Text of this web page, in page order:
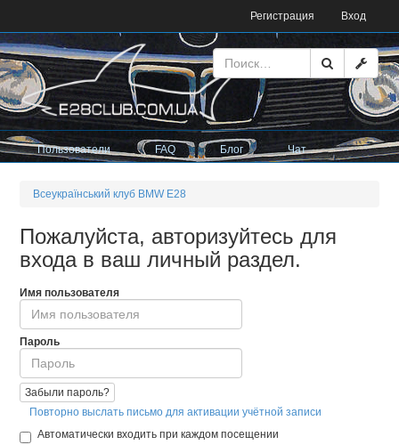
Вход
Регистрация
Пользователи FAQ Блог Чат
Всеукраїнський клуб BMW E28
Пожалуйста, авторизуйтесь для
входа в ваш личный раздел.
Имя пользователя
Пароль
Забыли пароль?
Повторно выслать письмо для активации учётной записи
Автоматически входить при каждом посещении